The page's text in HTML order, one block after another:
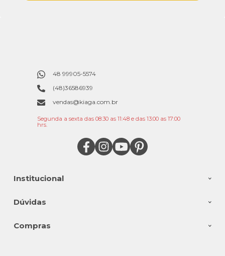
Institucional
Dúvidas
Compras
48 99905-5574
(48)36586939
vendas@kiaga.com.br
Segunda a sexta das 08:30 as 11:48 e das 13:00 as 17:00
hrs.